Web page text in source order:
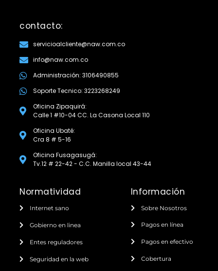
contacto:
servicioalcliente@naw.com.co
info@naw.com.co
Administración: 3106490855
Soporte Tecnico: 3223268249
Oficina Zipaquirá:
Calle 1 #10-04 CC. La Casona Local 110
Oficina Ubaté:
Cra 8 # 5-16
Oficina Fusagasugá:
Tv.12 # 22-42 - C.C. Manilla local 43-44
Normatividad
Internet sano
Gobierno en linea
Entes reguladores
Seguridad en la web
Información
Sobre Nosotros
Pagos en línea
Pagos en efectivo
Cobertura